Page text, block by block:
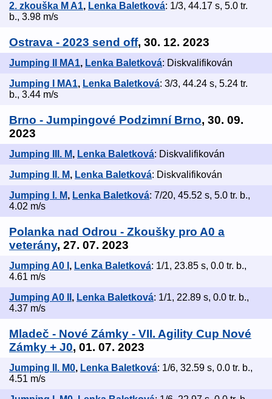
2. zkouška M A1, Lenka Baletková: 1/3, 44.17 s, 5.0 tr.
b., 3.98 m/s
Ostrava - 2023 send off, 30. 12. 2023
Jumping II MA1, Lenka Baletková: Diskvalifikován
Jumping I MA1, Lenka Baletková: 3/3, 44.24 s, 5.24 tr.
b., 3.44 m/s
Brno - Jumpingové Podzimní Brno, 30. 09.
2023
Jumping III. M, Lenka Baletková: Diskvalifikován
Jumping II. M, Lenka Baletková: Diskvalifikován
Jumping I. M, Lenka Baletková: 7/20, 45.52 s, 5.0 tr. b.,
4.02 m/s
Polanka nad Odrou - Zkoušky pro A0 a
veterány, 27. 07. 2023
Jumping A0 I , Lenka Baletková: 1/1, 23.85 s, 0.0 tr. b.,
4.61 m/s
Jumping A0 II , Lenka Baletková: 1/1, 22.89 s, 0.0 tr. b.,
4.37 m/s
Mladeč - Nové Zámky - VII. Agility Cup Nové
Zámky + J0, 01. 07. 2023
Jumping II. M0, Lenka Baletková: 1/6, 32.59 s, 0.0 tr. b.,
4.51 m/s